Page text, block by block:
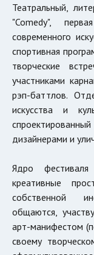
Театральный,
"Comedy",
современного
спортивная
творческие
участниками
рэп-баттлов.
искусства и
дизайнерами и
Ядро
креативные
собственной
общаются,
арт-манифестом
своему